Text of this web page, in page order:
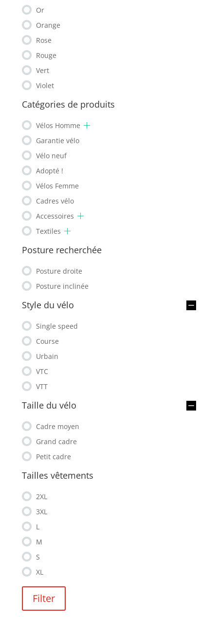
Or
Orange
Rose
Rouge
Vert
Violet
Catégories de produits
Vélos Homme
Garantie vélo
Vélo neuf
Adopté !
Vélos Femme
Cadres vélo
Accessoires
Textiles
Posture recherchée
Posture droite
Posture inclinée
Style du vélo
Single speed
Course
Urbain
VTC
VTT
Taille du vélo
Cadre moyen
Grand cadre
Petit cadre
Tailles vêtements
2XL
3XL
L
M
S
XL
Filter